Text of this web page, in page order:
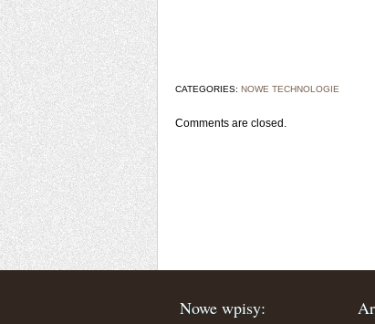
CATEGORIES: NOWE TECHNOLOGIE
Comments are closed.
Nowe wpisy: